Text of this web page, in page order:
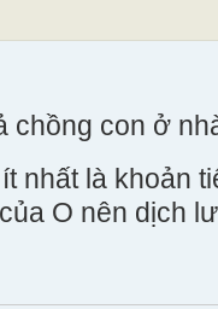
chồng con ở
nhất là khoản
O nên dịch